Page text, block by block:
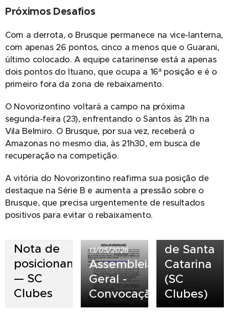
Próximos Desafios
Com a derrota, o Brusque permanece na vice-lanterna,
com apenas 26 pontos, cinco a menos que o Guarani,
último colocado. A equipe catarinense está a apenas
dois pontos do Ituano, que ocupa a 16ª posição e é o
primeiro fora da zona de rebaixamento.
O Novorizontino voltará a campo na próxima
segunda-feira (23), enfrentando o Santos às 21h na
Vila Belmiro. O Brusque, por sua vez, receberá o
Amazonas no mesmo dia, às 21h30, em busca de
recuperação na competição.
A vitória do Novorizontino reafirma sua posição de
destaque na Série B e aumenta a pressão sobre o
Brusque, que precisa urgentemente de resultados
positivos para evitar o rebaixamento.
Nota de
posicionamento
— SC
Clubes
13/05/2026
Assembleia
Geral -
Convocação
07/05/2025
Oficial
da
de
Clubes
de
de Santa
Catarina
(SC
Clubes)